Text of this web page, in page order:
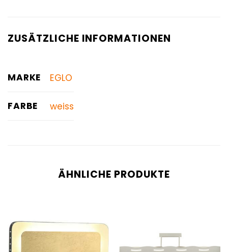
ZUSÄTZLICHE INFORMATIONEN
MARKE EGLO
FARBE weiss
ÄHNLICHE PRODUKTE